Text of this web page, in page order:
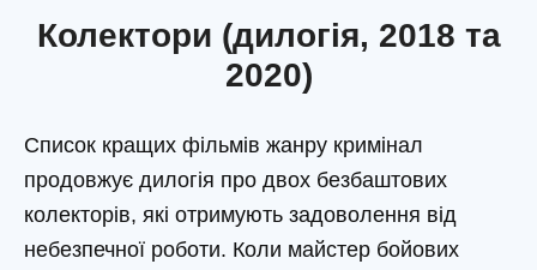
Колектори (дилогія, 2018 та
2020)
Список кращих фільмів жанру кримінал
продовжує дилогія про двох безбаштових
колекторів, які отримують задоволення від
небезпечної роботи. Коли майстер бойових